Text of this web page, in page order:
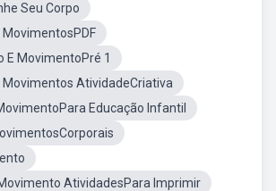
Seu Corpo
MovimentosPDF
E MovimentoPré 1
Movimentos AtividadeCriativa
Educação Infantil
AtividadesPara Imprimir